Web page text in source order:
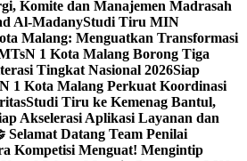
Komite dan Manajemen Madrasah
Al-MadanyStudi Tiru MIN
Malang: Menguatkan Transformasi
1 Kota Malang Borong Tiga
Tingkat Nasional 2026Siap
1 Kota Malang Perkuat Koordinasi
Studi Tiru ke Kemenag Bantul,
Akselerasi Aplikasi Layanan dan
Selamat Datang Team Penilai
Kompetisi Menguat! Mengintip